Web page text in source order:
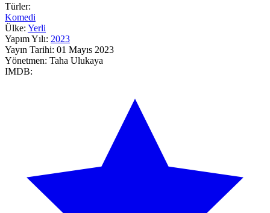
Türler:
Komedi
Ülke: Yerli
Yapım Yılı: 2023
Yayın Tarihi: 01 Mayıs 2023
Yönetmen: Taha Ulukaya
IMDB: